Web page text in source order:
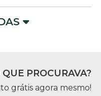
PROCURAVA?
grátis agora mesmo!